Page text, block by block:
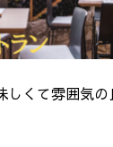
しくて雰囲気